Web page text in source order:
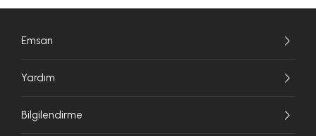
Emsan
Yardım
Bilgilendirme